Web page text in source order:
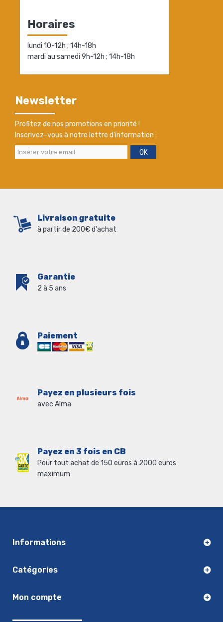
Horaires
lundi 10-12h ; 14h-18h
mardi au samedi 9h-12h ; 14h-18h
Newsletter
Profitez de nos promotions en priorité !
Inscrivez-vous à notre lettre d'information :
OK
Livraison gratuite
à partir de 200€ d'achat
Garantie
2 à 5 ans
Paiement
Payez en plusieurs fois
avec Alma
Payez en 3 fois en CB
Pour tout achat de 150 euros à 2000 euros
maximum
Informations
Catégories
Mon compte